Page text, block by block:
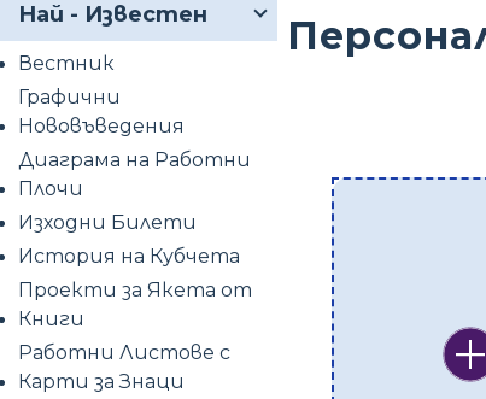
Най - Известен
Вестник
Графични
Нововъведения
Диаграма на Работни
Плочи
Изходни Билети
История на Кубчета
Проекти за Якета от
Книги
Работни Листове с
Карти за Знаци